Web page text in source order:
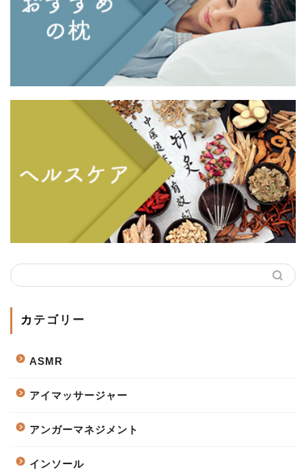
カテゴリー
ASMR
アイマッサージャー
アンガーマネジメント
インソール